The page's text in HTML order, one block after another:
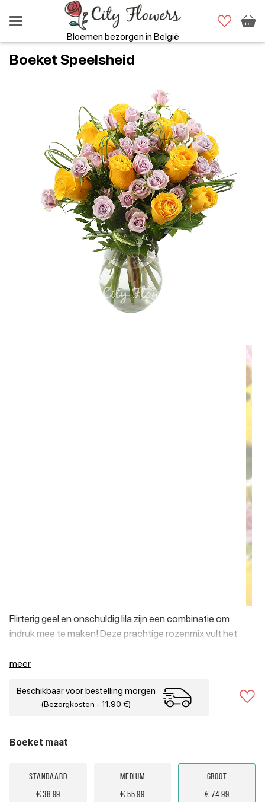
Bloemen bezorgen in België
Boeket Speelsheid
Flirterig geel en onschuldig lila zijn een combinatie om
indruk mee te maken! Deze prachtige rozenmix vult het
ongetwijfeld ieders aandacht.
meer
Beschikbaar voor bestelling morgen
(Bezorgkosten - 11.90 €)
Boeket maat
Standaard
€ 38.99
Medium
€ 55.99
Groot
€ 74.99